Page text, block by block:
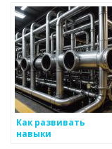
автоматизации
процессов в
производстве
металоизделий
Как развивать
навыки